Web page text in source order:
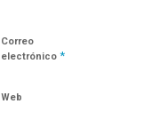
Correo
electrónico *
Web